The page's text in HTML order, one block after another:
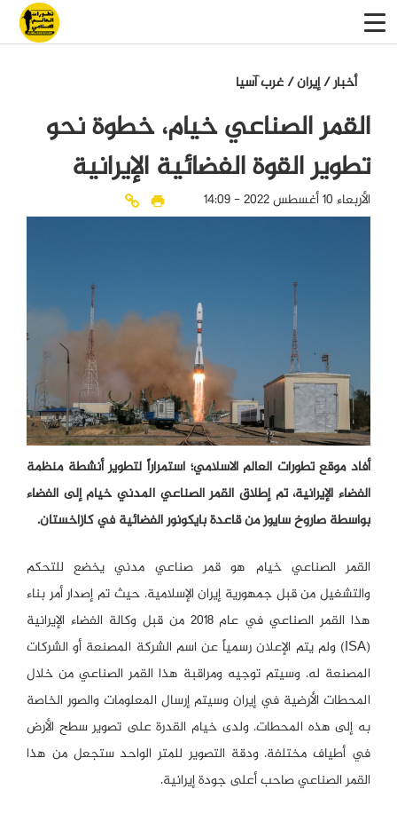
أخبار/إيران/غرب آسيا
القمر الصناعي خيام، خطوة نحو
تطوير القوة الفضائية الإيرانية
الأربعاء 10 أغسطس 2022 - 14:09
أفاد موقع تطورات العالم الاسلامي؛ استمراراً لتطوير أنشطة منظمة
الفضاء الإيرانية، تم إطلاق القمر الصناعي المدني خيام إلى الفضاء
بواسطة صاروخ سايوز من قاعدة بايكونور الفضائية في كازاخستان.
القمر الصناعي خيام هو قمر صناعي مدني يخضع للتحكم
والتشغيل من قبل جمهورية إيران الإسلامية. حيث تم إصدار أمر بناء
هذا القمر الصناعي في عام 2018 من قبل وكالة الفضاء الإيرانية
(ISA) ولم يتم الإعلان رسمياً عن اسم الشركة المصنعة أو الشركات
المصنعة له. وسيتم توجيه ومراقبة هذا القمر الصناعي من خلال
المحطات الأرضية في إيران وسيتم إرسال المعلومات والصور الخاصة
به إلى هذه المحطات. ولدى خيام القدرة على تصوير سطح الأرض
في أطياف مختلفة. ودقة التصوير للمتر الواحد ستجعل من هذا
القمر الصناعي صاحب أعلى جودة إيرانية.